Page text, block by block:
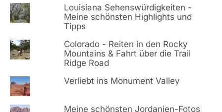
Louisiana Sehenswürdigkeiten -
Meine schönsten Highlights und
Tipps
Colorado - Reiten in den Rocky
Mountains & Fahrt über die Trail
Ridge Road
Verliebt ins Monument Valley
Meine schönsten Jordanien-Fotos